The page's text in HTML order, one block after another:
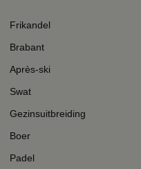
Frikandel
Brabant
Après-ski
Swat
Gezinsuitbreiding
Boer
Padel